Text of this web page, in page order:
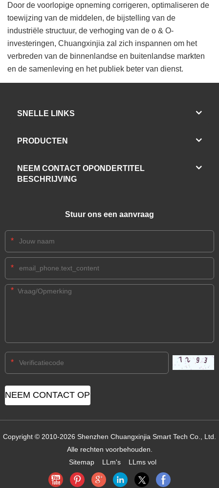
Door de voorlopige opneming corrigeren, optimaliseren de
toewijzing van de middelen, de bijstelling van de
industriële structuur, de verhoging van de o & O-
investeringen, Chuangxinjia zal zich inspannen om het
verbreden van de binnenlandse en buitenlandse markten
en de samenleving en het publiek beter van dienst.
SNELLE LINKS
PRODUCTEN
NEEM CONTACT OPONDERTITEL
BESCHRIJVING
Stuur ons een aanvraag
*
*
*
*
Copyright © 2010-2026 Shenzhen Chuangxinjia Smart Tech Co., Ltd.
Alle rechten voorbehouden.
Sitemap
LLm's LLms vol